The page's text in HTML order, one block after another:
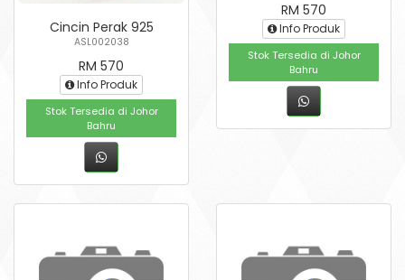
Cincin Perak 925
ASL002038
RM 570
Info Produk
Stok Tersedia di Johor
Bahru
RM 570
Info Produk
Stok Tersedia di Johor
Bahru